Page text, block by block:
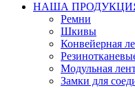
НАША
Ремни
Шкивы
Конвейерная
Модульная
Замки для